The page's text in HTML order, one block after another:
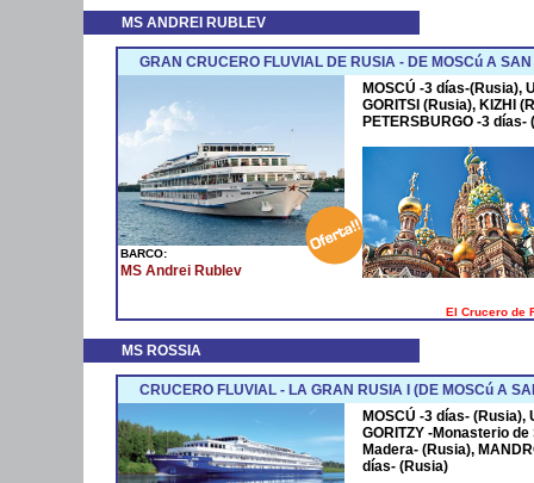
MS ANDREI RUBLEV
GRAN CRUCERO FLUVIAL DE RUSIA - DE MOSCú A
BARCO:
MS Andrei Rublev
MOSCÚ -3 días-(Rusia),
GORITSI (Rusia), KIZHI
PETERSBURGO -3 días-
El Crucero de
MS ROSSIA
CRUCERO FLUVIAL - LA GRAN RUSIA I (DE MOSCú A
MOSCÚ -3 días- (Rusia),
GORITZY -Monasterio
Madera- (Rusia),
días- (Rusia)